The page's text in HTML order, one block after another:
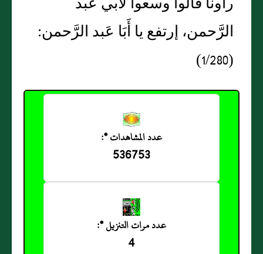
الرَّحمن، إرتفع يا أَبَا عَبد الرَّحمن:
(1/280)
عدد المشاهدات *:
536753
عدد مرات التنزيل *:
4